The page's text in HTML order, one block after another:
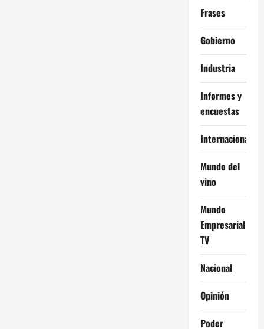
Frases
Gobierno
Industria
Informes y
encuestas
Internacional
Mundo del
vino
Mundo
Empresarial
TV
Nacional
Opinión
Poder